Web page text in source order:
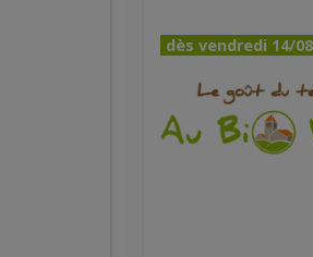
dès vendredi 14/